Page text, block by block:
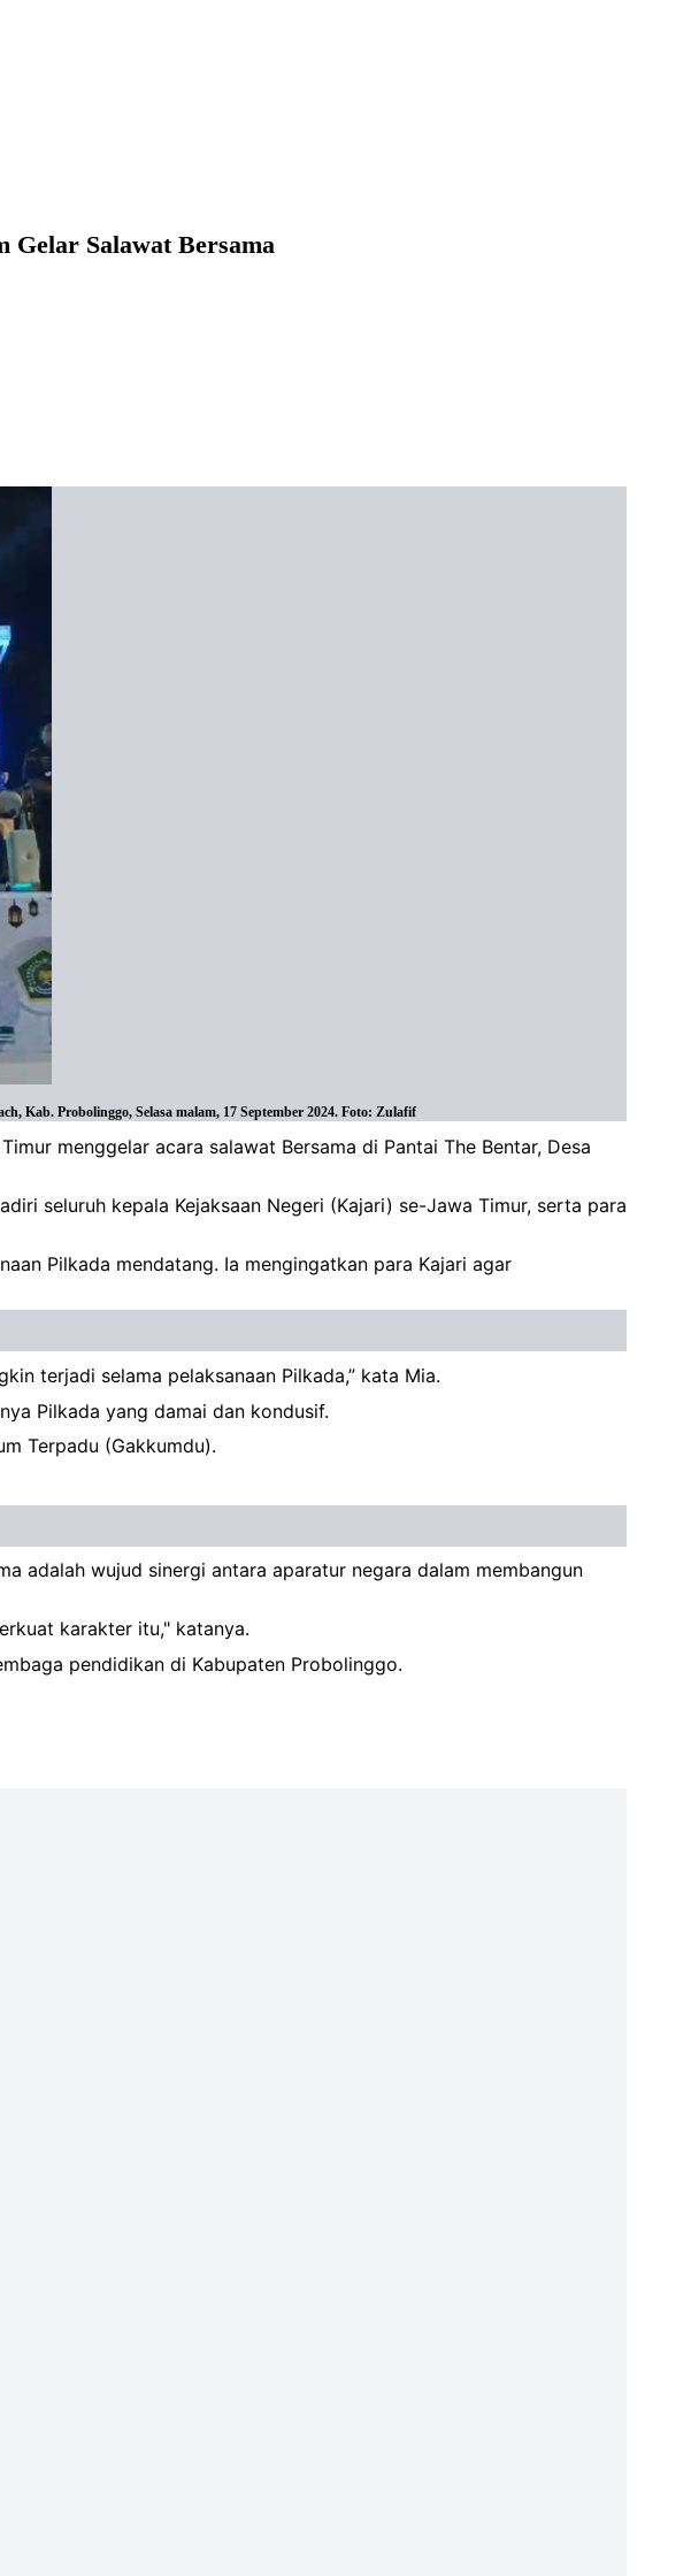
Gelar Salawat Bersama
Kab. Probolinggo, Selasa malam, 17 September 2024. Foto: Zulafif
menggelar acara salawat Bersama di Pantai The Bentar, Desa
seluruh kepala Kejaksaan Negeri (Kajari) se-Jawa Timur, serta para
Pilkada mendatang. Ia mengingatkan para Kajari agar
terjadi selama pelaksanaan Pilkada,” kata Mia.
Pilkada yang damai dan kondusif.
Terpadu (Gakkumdu).
adalah wujud sinergi antara aparatur negara dalam membangun
karakter itu," katanya.
pendidikan di Kabupaten Probolinggo.